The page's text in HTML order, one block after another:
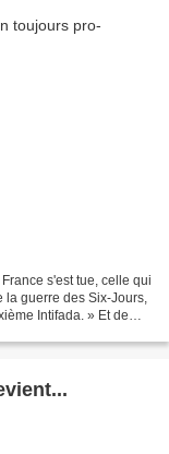
s'est tue, celle qui
la guerre des Six-Jours,
Intifada. » Et de